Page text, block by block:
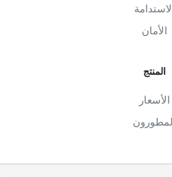
الأمان
المنتج
الأسعار